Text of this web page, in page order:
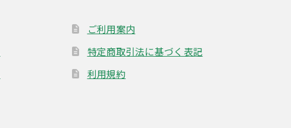
ご利用案内
特定商取引法に基づく表記
利用規約